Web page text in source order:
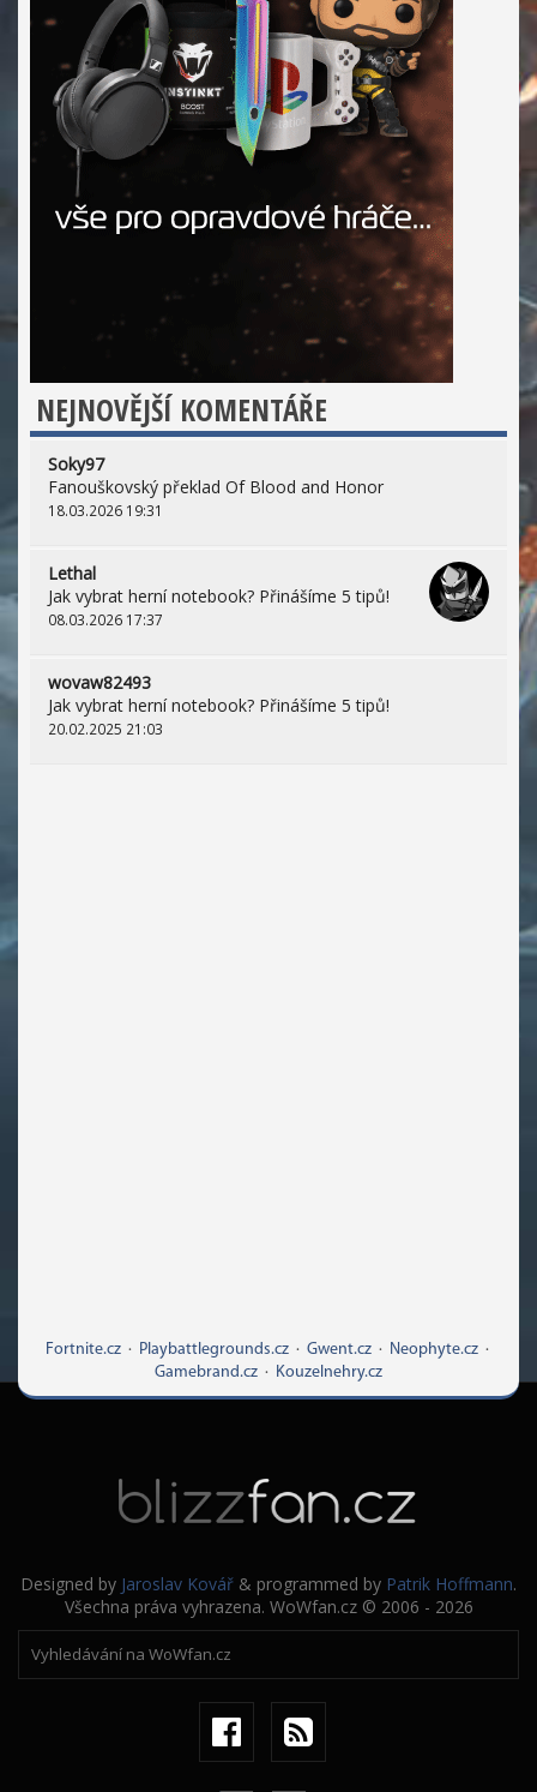
NEJNOVĚJŠÍ KOMENTÁŘE
Soky97
Fanouškovský překlad Of Blood and Honor
18.03.2026 19:31
Lethal
Jak vybrat herní notebook? Přinášíme 5 tipů!
08.03.2026 17:37
wovaw82493
Jak vybrat herní notebook? Přinášíme 5 tipů!
20.02.2025 21:03
Fortnite.cz· Playbattlegrounds.cz· Gwent.cz· Neophyte.cz·
Gamebrand.cz · Kouzelnehry.cz
Designed by Jaroslav Kovář & programmed by Patrik Hoffmann.
Všechna práva vyhrazena. WoWfan.cz © 2006 - 2026